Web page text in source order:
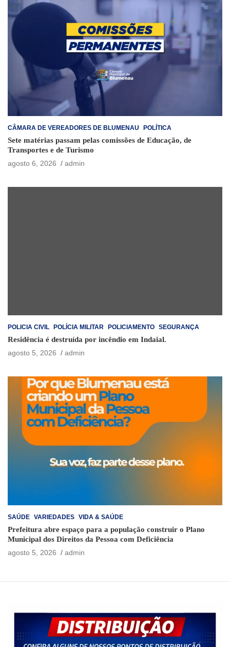
CÂMARA DE VEREADORES DE BLUMENAU POLÍTICA
Sete matérias passam pelas comissões de Educação, de
Transportes e de Turismo
agosto 6, 2026
admin
POLICIA CIVIL POLÍCIA MILITAR POLICIAMENTO SEGURANÇA
Residência é destruída por incêndio em Indaial.
agosto 5, 2026
admin
SAÚDE VARIEDADES VIDA & SAÚDE
Prefeitura abre espaço para a população construir o Plano
Municipal dos Direitos da Pessoa com Deficiência
agosto 5, 2026
admin